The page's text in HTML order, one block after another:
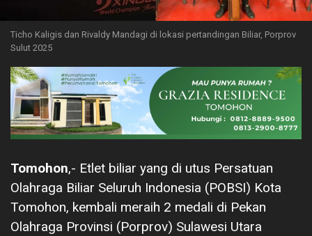
Ticho Kaligis dan Rivaldy Mandagi di lokasi pertandingan Biliar, Porprov
Sulut 2025
Tomohon,- Etlet biliar yang di utus Persatuan
Olahraga Biliar Seluruh Indonesia (POBSI) Kota
Tomohon, kembali meraih 2 medali di Pekan
Olahraga Provinsi (Porprov) Sulawesi Utara